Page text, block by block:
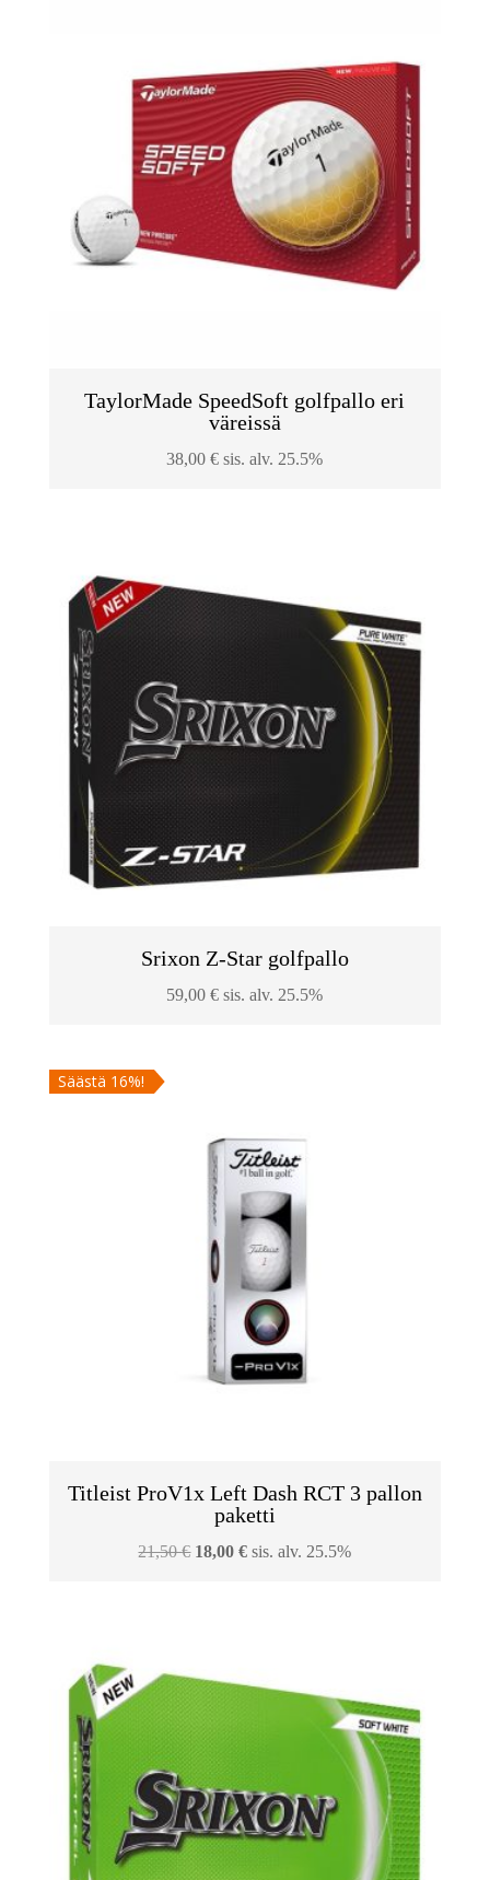
TaylorMade SpeedSoft golfpallo eri
väreissä
38,00€ sis. alv. 25.5%
Srixon Z-Star golfpallo
59,00€ sis. alv. 25.5%
Säästä 16%!
Titleist ProV1x Left Dash RCT 3 pallon
paketti
21,50€ Alkuperäinen
18,00€Nykyinen
sis. alv. 25.5%